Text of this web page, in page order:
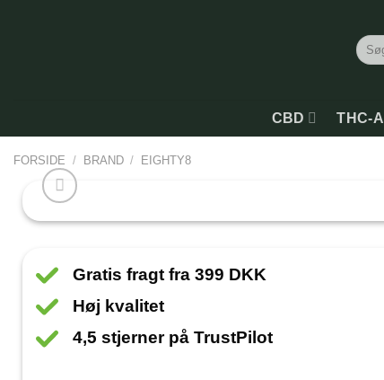
Søg
efter:
CBD THC-A
FORSIDE / BRAND / EIGHTY8
Gratis fragt fra 399 DKK
Høj kvalitet
4,5 stjerner på TrustPilot